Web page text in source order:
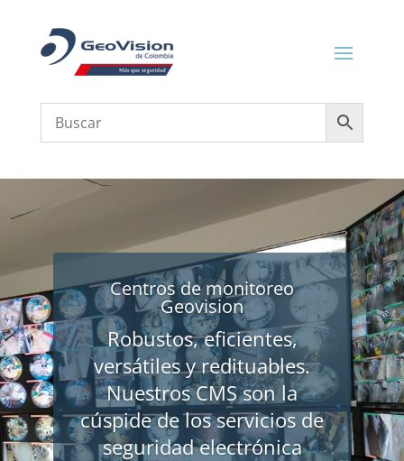
Centros de monitoreo
Geovision
Robustos, eficientes,
versátiles y redituables.
Nuestros CMS son la
cúspide de los servicios de
seguridad electrónica